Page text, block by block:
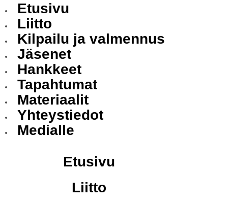
Etusivu
Liitto
Kilpailu ja valmennus
Jäsenet
Hankkeet
Tapahtumat
Materiaalit
Yhteystiedot
Medialle
Etusivu
Liitto